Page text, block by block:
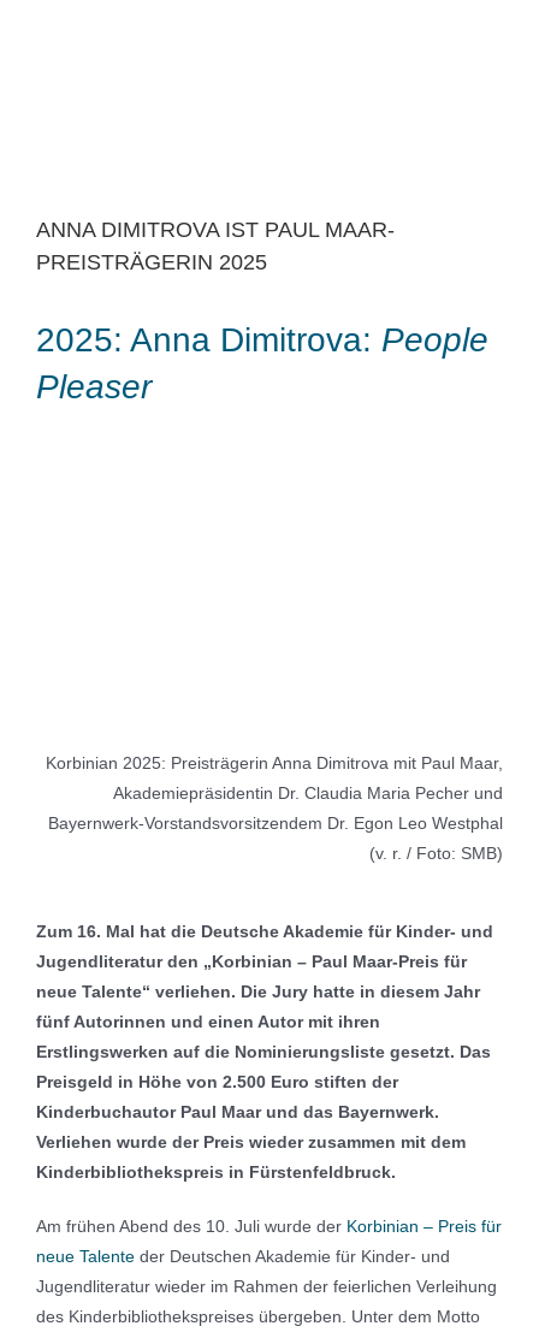
ANNA DIMITROVA IST PAUL MAAR-
PREISTRÄGERIN 2025
2025: Anna Dimitrova: People
Pleaser
Korbinian 2025: Preisträgerin Anna Dimitrova mit Paul Maar,
Akademiepräsidentin Dr. Claudia Maria Pecher und
Bayernwerk-Vorstandsvorsitzendem Dr. Egon Leo Westphal
(v. r. / Foto: SMB)
Zum 16. Mal hat die Deutsche Akademie für Kinder- und
Jugendliteraturden „Korbinian – Paul Maar-Preis für
neue Talente“ verliehen. Die Jury hatte in diesem Jahr
fünf Autorinnen und einen Autor mit ihren
Erstlingswerken auf die Nominierungsliste gesetzt. Das
Preisgeld in Höhe von 2.500 Euro stiften der
Kinderbuchautor Paul Maar und das Bayernwerk.
Verliehen wurde der Preis wieder zusammen mit dem
Kinderbibliothekspreis in Fürstenfeldbruck.
Am frühen Abend des 10. Juli wurde der Korbinian – Preis für
neue Talente der Deutschen Akademie für Kinder- und
Jugendliteratur wieder im Rahmen der feierlichen Verleihung
des Kinderbibliothekspreises übergeben. Unter dem Motto